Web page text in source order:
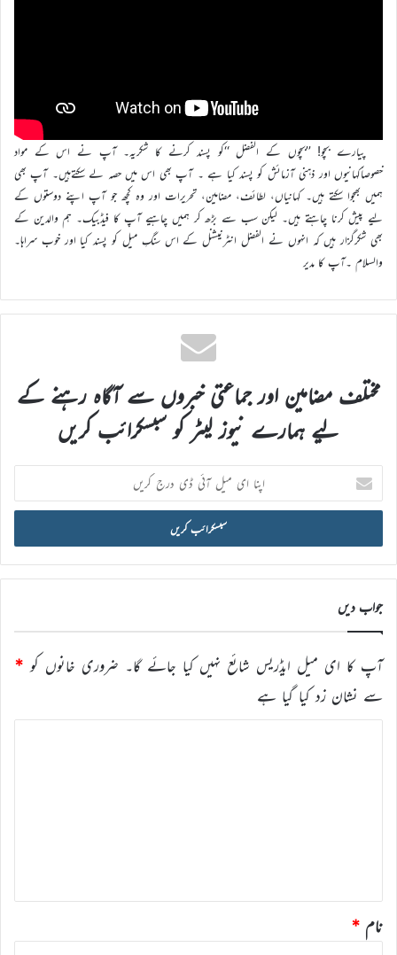
پیارے بچو! ’’بچوں کے الفضل ‘‘کو پسند کرنے کا شکریہ۔ آپ نے اس کے مواد
خصوصاًکہانیوں اور ذہنی آزمائش کو پسند کیا ہے ۔ آپ بھی اس میں حصہ لے سکتےہیں۔ آپ بھی
ہمیں بھجوا سکتے ہیں۔ کہانیاں، لطائف، مضامین، تحریرات اور وہ کچھ جو آپ اپنے دوستوں کے
لیے پیش کرنا چاہتے ہیں۔ لیکن سب سے بڑھ کر ہمیں چاہیے آپ کا فیڈبیک۔ ہم والدین کے
بھی شکرگزار ہیں کہ انہوں نے الفضل انٹرنیشنل کے اس سنگِ میل کو پسند کیا اور خوب سراہا۔
والسلام ۔آپ کا مدیر
مختلف مضامین اور جماعتی خبروں سے آگاہ رہنے کے
لیے ہمارے نیوز لیٹر کو سبسکرائب کریں
اپنا
ای
میل
ڈی
درج
کریں
جواب دیں
آپ کا ای میل ایڈریس شائع نہیں کیا جائے گا۔ ضروری خانوں کو *
سے نشان زد کیا گیا ہے
نام *